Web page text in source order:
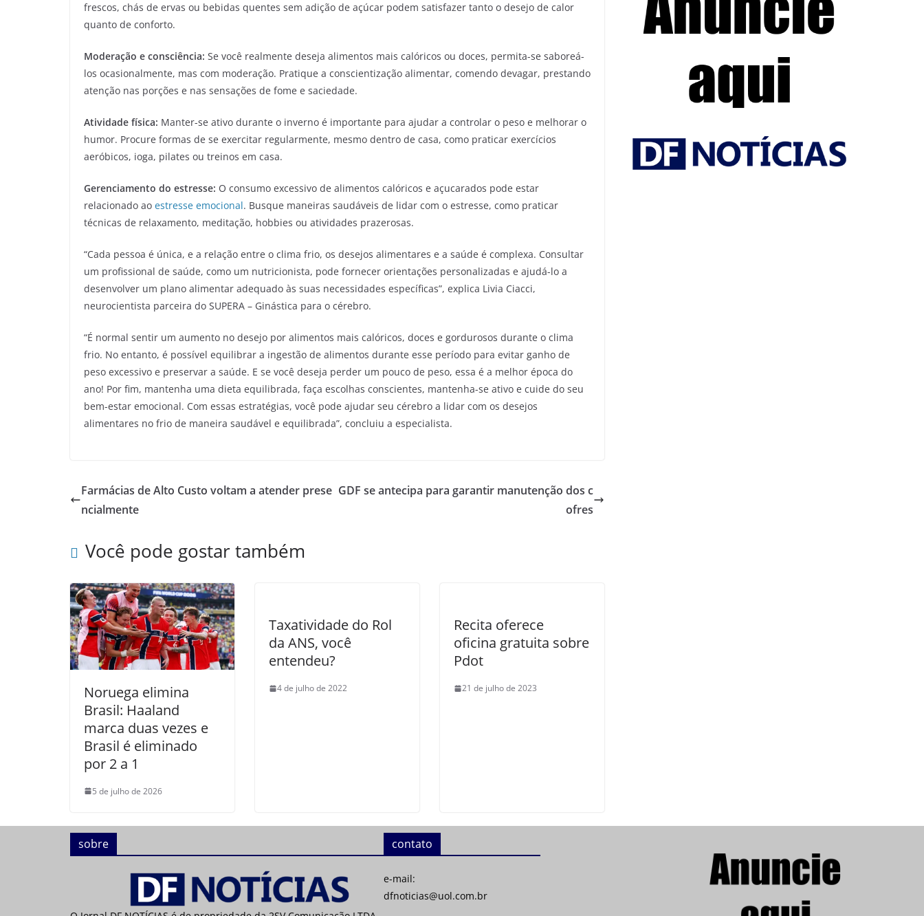
frescos, chás de ervas ou bebidas quentes sem adição de açúcar podem satisfazer tanto o desejo de calor
quanto de conforto.
Moderação e consciência: Se você realmente deseja alimentos mais calóricos ou doces, permita-se saboreá-
los ocasionalmente, mas com moderação. Pratique a conscientização alimentar, comendo devagar, prestando
atenção nas porções e nas sensações de fome e saciedade.
Atividade física: Manter-se ativo durante o inverno é importante para ajudar a controlar o peso e melhorar o
humor. Procure formas de se exercitar regularmente, mesmo dentro de casa, como praticar exercícios
aeróbicos, ioga, pilates ou treinos em casa.
Gerenciamento do estresse: O consumo excessivo de alimentos calóricos e açucarados pode estar
relacionado ao estresse emocional. Busque maneiras saudáveis de lidar com o estresse, como praticar
técnicas de relaxamento, meditação, hobbies ou atividades prazerosas.
“Cada pessoa é única, e a relação entre o clima frio, os desejos alimentares e a saúde é complexa. Consultar
um profissional de saúde, como um nutricionista, pode fornecer orientações personalizadas e ajudá-lo a
desenvolver um plano alimentar adequado às suas necessidades específicas”, explica Livia Ciacci,
neurocientista parceira do SUPERA – Ginástica para o cérebro.
“É normal sentir um aumento no desejo por alimentos mais calóricos, doces e gordurosos durante o clima
frio. No entanto, é possível equilibrar a ingestão de alimentos durante esse período para evitar ganho de
peso excessivo e preservar a saúde. E se você deseja perder um pouco de peso, essa é a melhor época do
ano! Por fim, mantenha uma dieta equilibrada, faça escolhas conscientes, mantenha-se ativo e cuide do seu
bem-estar emocional. Com essas estratégias, você pode ajudar seu cérebro a lidar com os desejos
alimentares no frio de maneira saudável e equilibrada”, concluiu a especialista.
Farmácias de Alto Custo voltam a atender prese
ncialmente
GDF se antecipa para garantir manutenção dos c
ofres
Você pode gostar também
Noruega elimina
Brasil: Haaland
marca duas vezes e
Brasil é eliminado
por 2 a 1
5 de julho de 2026
Taxatividade do Rol
da ANS, você
entendeu?
4 de julho de 2022
Recita oferece
oficina gratuita sobre
Pdot
21 de julho de 2023
sobre contato
e-mail:
dfnoticias@uol.com.br